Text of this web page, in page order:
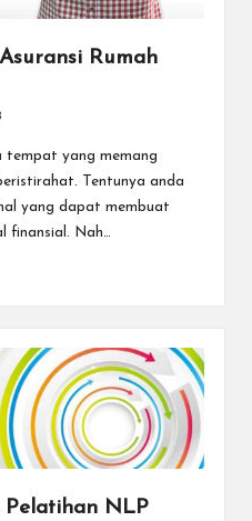
Rumah
tempat yang memang
Tentunya anda
yang dapat membuat
finansial. Nah…
NLP